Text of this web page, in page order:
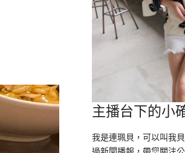
主播台下的小
我是連珮貝，可以叫我